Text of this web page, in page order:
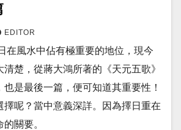
EDITOR
在風水中佔有極重要的地位，現今
楚，從蔣大鴻所著的《天元五歌》
是最後一篇，便可知道其重要性！
擇呢？當中意義深詳。因為擇日重在
關要。